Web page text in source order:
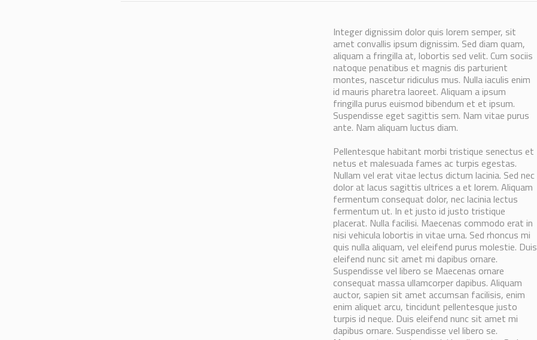
Integer dignissim dolor quis lorem semper, sit
amet convallis ipsum dignissim. Sed diam quam,
aliquam a fringilla at, lobortis sed velit. Cum sociis
natoque penatibus et magnis dis parturient
montes, nascetur ridiculus mus. Nulla iaculis enim
id mauris pharetra laoreet. Aliquam a ipsum
fringilla purus euismod bibendum et et ipsum.
Suspendisse eget sagittis sem. Nam vitae purus
ante. Nam aliquam luctus diam.
Pellentesque habitant morbi tristique senectus et
netus et malesuada fames ac turpis egestas.
Nullam vel erat vitae lectus dictum lacinia. Sed nec
dolor at lacus sagittis ultrices a et lorem. Aliquam
fermentum consequat dolor, nec lacinia lectus
fermentum ut. In et justo id justo tristique
placerat. Nulla facilisi. Maecenas commodo erat in
nisi vehicula lobortis in vitae urna. Sed rhoncus mi
quis nulla aliquam, vel eleifend purus molestie. Duis
eleifend nunc sit amet mi dapibus ornare.
Suspendisse vel libero se Maecenas ornare
consequat massa ullamcorper dapibus. Aliquam
auctor, sapien sit amet accumsan facilisis, enim
enim aliquet arcu, tincidunt pellentesque justo
turpis id neque. Duis eleifend nunc sit amet mi
dapibus ornare. Suspendisse vel libero se.